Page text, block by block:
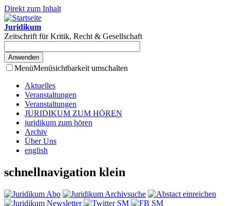
Direkt zum Inhalt
Juridikum
Zeitschrift für Kritik, Recht & Gesellschaft
MenüMenüsichtbarkeit umschalten
Aktuelles
Veranstaltungen
Veranstaltungen
JURIDIKUM ZUM HÖREN
juridikum zum hören
Archiv
Über Uns
english
schnellnavigation klein